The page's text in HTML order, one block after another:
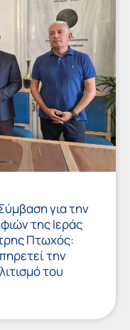
για την
της Ιεράς
Πτωχός:
την
του